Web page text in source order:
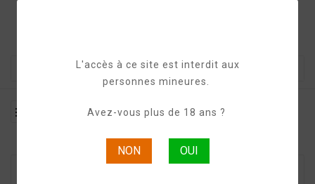
L'accès à ce site est interdit aux
personnes mineures.
Avez-vous plus de 18 ans ?
NON OUI
